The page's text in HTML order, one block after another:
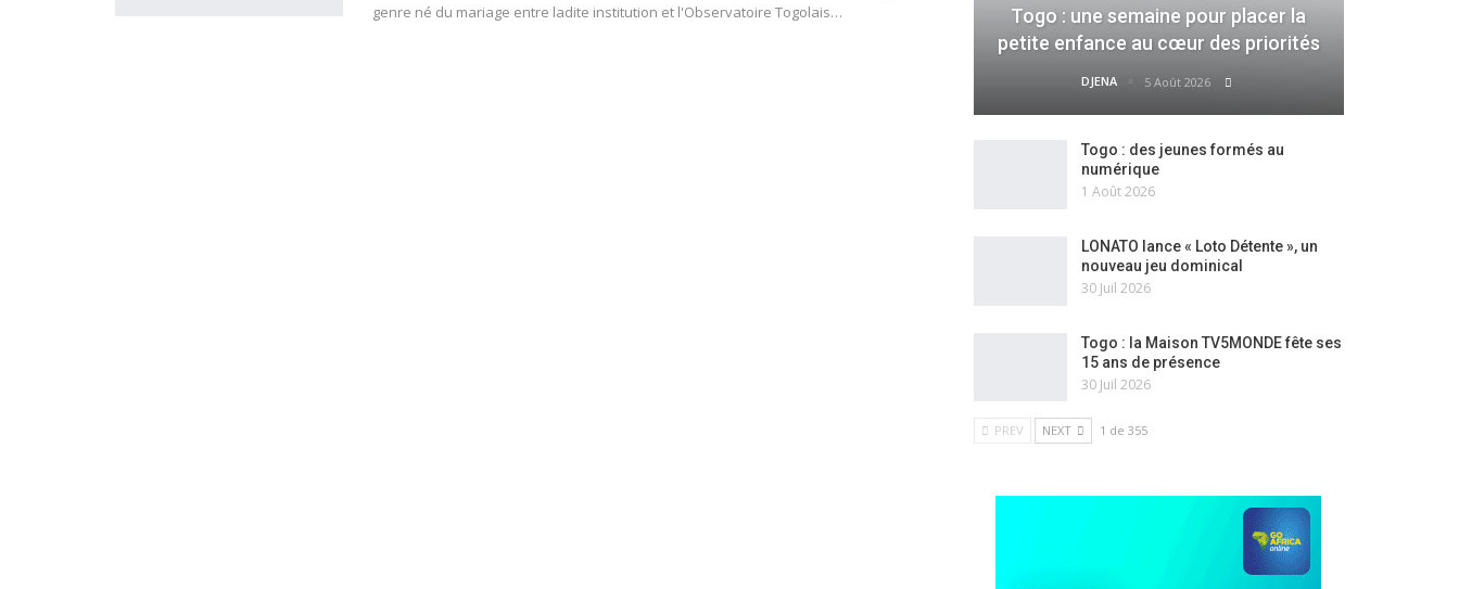
genre né du mariage entre ladite institution et l'Observatoire Togolais…
Togo : une semaine pour placer la
petite enfance au cœur des priorités
DJENA 5 Août 2026
Togo : des jeunes formés au
numérique
1 Août 2026
LONATO lance « Loto Détente », un
nouveau jeu dominical
30 Juil 2026
Togo : la Maison TV5MONDE fête ses
15 ans de présence
30 Juil 2026
PREV NEXT 1 de 355